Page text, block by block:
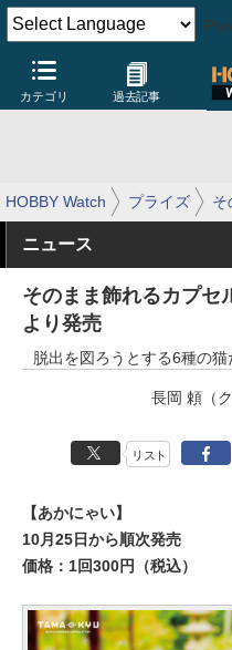
カテゴリ 過去記事
HOBBY Watch プライズ そ
ニュース
そのまま飾れるカプセ
より発売
脱出を図ろうとする6種の猫
長岡 頼（
リスト
【あかにゃい】
10月25日から順次発売
価格：1回300円（税込）